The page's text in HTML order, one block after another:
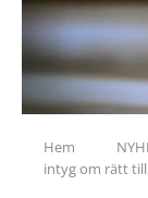
Hem
intyg om rätt